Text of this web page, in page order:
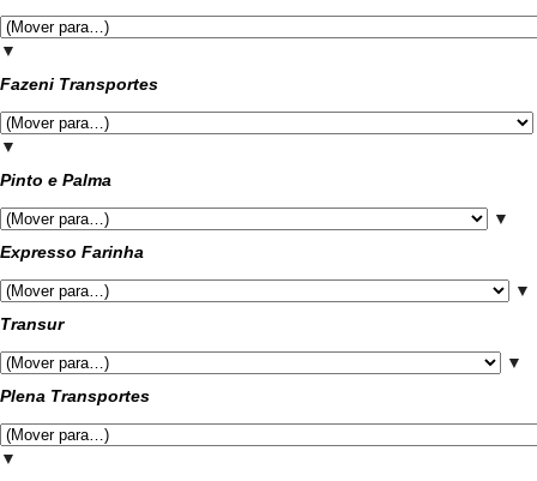
▼
Fazeni Transportes
▼
Pinto e Palma
▼
Expresso Farinha
▼
Transur
▼
Plena Transportes
▼